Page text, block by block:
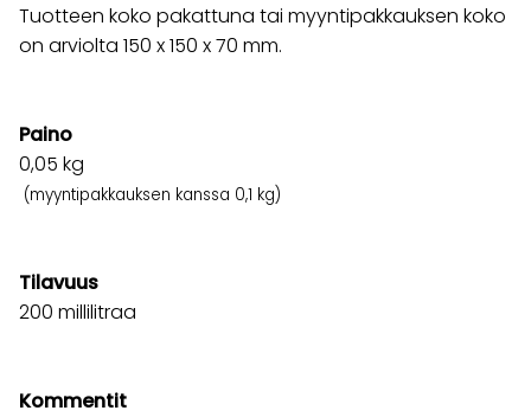
Tuotteen koko pakattuna tai myyntipakkauksen koko
on arviolta 150 x 150 x 70 mm.
Paino
0,05 kg
(myyntipakkauksen kanssa 0,1 kg)
Tilavuus
200 millilitraa
Kommentit